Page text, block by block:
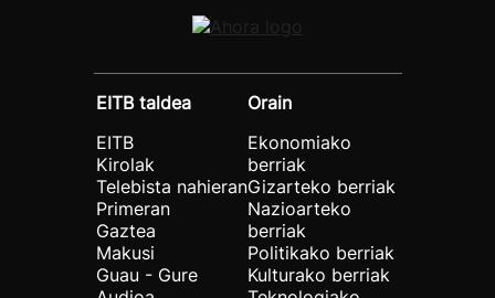
EITB taldea
EITB
Kirolak
Telebista nahieran
Primeran
Gaztea
Makusi
Guau - Gure
Orain
Ekonomiako
berriak
Gizarteko berriak
Nazioarteko
berriak
Politikako berriak
Kulturako berriak